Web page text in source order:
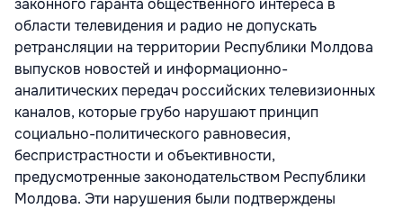
области телевидения и радио не допускать
ретрансляции на территории Республики Молдова
выпусков новостей и информационно-
аналитических передач российских телевизионных
каналов, которые грубо нарушают принцип
социально-политического равновесия,
беспристрастности и объективности,
предусмотренные законодательством Республики
Молдова. Эти нарушения были подтверждены